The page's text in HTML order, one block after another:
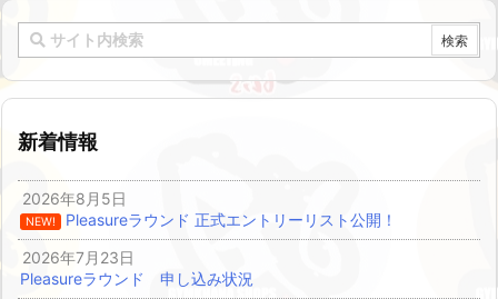
新着情報
2026年8月5日
NEW!
Pleasureラウンド 正式エントリーリスト公開！
2026年7月23日
Pleasureラウンド 申し込み状況